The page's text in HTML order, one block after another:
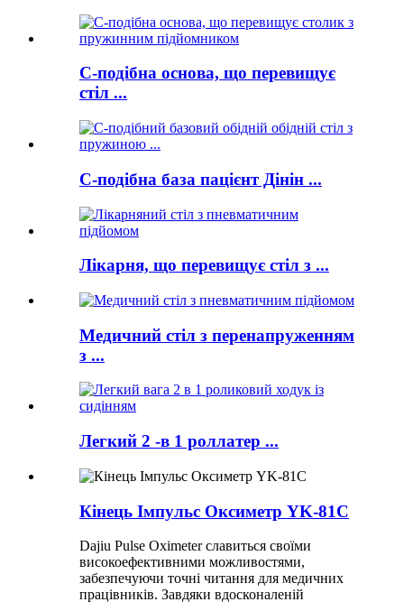
C-подібна основа, що перевищує
стіл ...
C-подібна база пацієнт Дінін ...
Лікарня, що перевищує стіл з ...
Медичний стіл з перенапруженням
з ...
Легкий 2 -в 1 роллатер ...
Кінець Імпульс Оксиметр YK-81C
Dajiu Pulse Oximeter славиться своїми
високоефективними можливостями,
забезпечуючи точні читання для медичних
працівників. Завдяки вдосконаленій